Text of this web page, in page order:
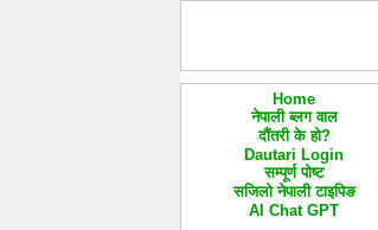
Home
नेपाली ब्लग वाल
दौंतरी के हो?
Dautari Login
सम्पूर्ण पोष्ट
सजिलो नेपाली टाइपिङ
AI Chat GPT